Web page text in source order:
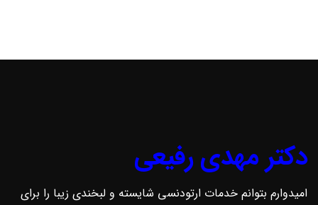
دکتر مهدی رفیعی
امیدوارم بتوانم خدمات ارتودنسی شایسته و لبخندی زیبا را برای